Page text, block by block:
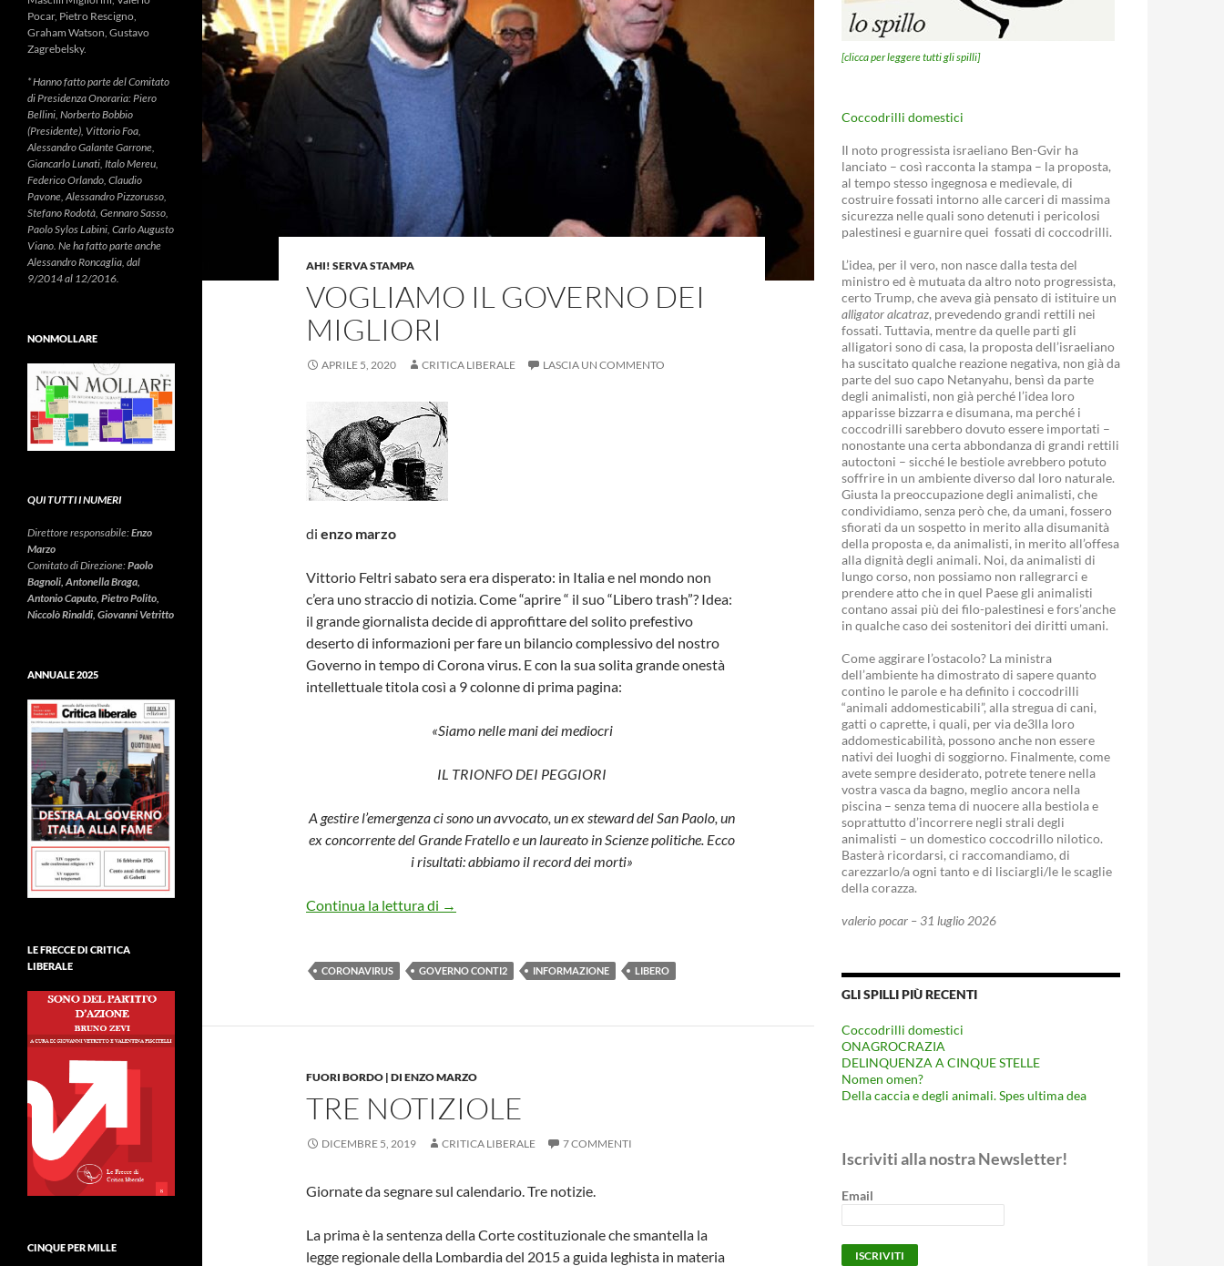
AHI! SERVA STAMPA
VOGLIAMO IL GOVERNO DEI
MIGLIORI
APRILE 5, 2020 CRITICA LIBERALE LASCIA UN COMMENTO
di enzo marzo
Vittorio Feltri sabato sera era disperato: in Italia e nel mondo non
c’era uno straccio di notizia. Come “aprire “ il suo “Libero trash”? Idea:
il grande giornalista decide di approfittare del solito prefestivo
deserto di informazioni per fare un bilancio complessivo del nostro
Governo in tempo di Corona virus. E con la sua solita grande onestà
intellettuale titola così a 9 colonne di prima pagina:
«Siamo nelle mani dei mediocri
IL TRIONFO DEI PEGGIORI
A gestire l’emergenza ci sono un avvocato, un ex steward del San Paolo, un
ex concorrente del Grande Fratello e un laureato in Scienze politiche. Ecco
i risultati: abbiamo il record dei morti»
Continua la lettura di VOGLIAMO IL GOVERNO DEI MIGLIORI
→
CORONAVIRUS GOVERNO CONTI2 INFORMAZIONE LIBERO
FUORI BORDO | DI ENZO MARZO
TRE NOTIZIOLE
DICEMBRE 5, 2019 CRITICA LIBERALE 7 COMMENTI
Giornate da segnare sul calendario. Tre notizie.
La prima è la sentenza della Corte costituzionale che smantella la
legge regionale della Lombardia del 2015 a guida leghista in materia
[clicca per leggere tutti gli spilli]
Coccodrilli domestici
Il noto progressista israeliano Ben-Gvir ha
lanciato – così racconta la stampa – la proposta,
al tempo stesso ingegnosa e medievale, di
costruire fossati intorno alle carceri di massima
sicurezza nelle quali sono detenuti i pericolosi
palestinesi e guarnire quei fossati di coccodrilli.
L’idea, per il vero, non nasce dalla testa del
ministro ed è mutuata da altro noto progressista,
certo Trump, che aveva già pensato di istituire un
alligator alcatraz, prevedendo grandi rettili nei
fossati. Tuttavia, mentre da quelle parti gli
alligatori sono di casa, la proposta dell’israeliano
ha suscitato qualche reazione negativa, non già da
parte del suo capo Netanyahu, bensì da parte
degli animalisti, non già perché l’idea loro
apparisse bizzarra e disumana, ma perché i
coccodrilli sarebbero dovuto essere importati –
nonostante una certa abbondanza di grandi rettili
autoctoni – sicché le bestiole avrebbero potuto
soffrire in un ambiente diverso dal loro naturale.
Giusta la preoccupazione degli animalisti, che
condividiamo, senza però che, da umani, fossero
sfiorati da un sospetto in merito alla disumanità
della proposta e, da animalisti, in merito all’offesa
alla dignità degli animali. Noi, da animalisti di
lungo corso, non possiamo non rallegrarci e
prendere atto che in quel Paese gli animalisti
contano assai più dei filo-palestinesi e fors’anche
in qualche caso dei sostenitori dei diritti umani.
Come aggirare l’ostacolo? La ministra
dell’ambiente ha dimostrato di sapere quanto
contino le parole e ha definito i coccodrilli
“animali addomesticabili”, alla stregua di cani,
gatti o caprette, i quali, per via de3lla loro
addomesticabilità, possono anche non essere
nativi dei luoghi di soggiorno. Finalmente, come
avete sempre desiderato, potrete tenere nella
vostra vasca da bagno, meglio ancora nella
piscina – senza tema di nuocere alla bestiola e
soprattutto d’incorrere negli strali degli
animalisti – un domestico coccodrillo nilotico.
Basterà ricordarsi, ci raccomandiamo, di
carezzarlo/a ogni tanto e di lisciargli/le le scaglie
della corazza.
valerio pocar – 31 luglio 2026
GLI SPILLI PIÙ RECENTI
Coccodrilli domestici
ONAGROCRAZIA
DELINQUENZA A CINQUE STELLE
Nomen omen?
Della caccia e degli animali. Spes ultima dea
Iscriviti alla nostra Newsletter!
Email
Pocar, Pietro Rescigno,
Graham Watson, Gustavo
Zagrebelsky.
* Hanno fatto parte del Comitato
di Presidenza Onoraria: Piero
Bellini, Norberto Bobbio
(Presidente), Vittorio Foa,
Alessandro Galante Garrone,
Giancarlo Lunati, Italo Mereu,
Federico Orlando, Claudio
Pavone, Alessandro Pizzorusso,
Stefano Rodotà, Gennaro Sasso,
Paolo Sylos Labini, Carlo Augusto
Viano. Ne ha fatto parte anche
Alessandro Roncaglia, dal
9/2014 al 12/2016.
NONMOLLARE
QUI TUTTI I NUMERI
Direttore responsabile:Enzo
Marzo
Comitato di Direzione:Paolo
Bagnoli, Antonella Braga,
Antonio Caputo, Pietro Polito,
Niccolò Rinaldi, Giovanni Vetritto
ANNUALE 2025
LE FRECCE DI CRITICA
LIBERALE
CINQUE PER MILLE